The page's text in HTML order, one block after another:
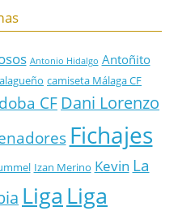
Antonio Hidalgo Antoñito
camiseta Málaga CF
CF Dani Lorenzo
Fichajes
Izan Merino Kevin La
Liga Liga